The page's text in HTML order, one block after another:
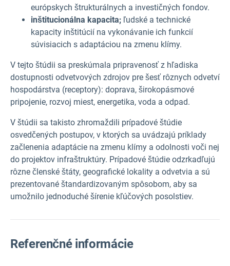
európskych štrukturálnych a investičných fondov.
inštitucionálna kapacita; ľudské a technické
kapacity inštitúcií na vykonávanie ich funkcií
súvisiacich s adaptáciou na zmenu klímy.
V tejto štúdii sa preskúmala pripravenosť z hľadiska
dostupnosti odvetvových zdrojov pre šesť rôznych odvetví
hospodárstva (receptory): doprava, širokopásmové
pripojenie, rozvoj miest, energetika, voda a odpad.
V štúdii sa takisto zhromaždili prípadové štúdie
osvedčených postupov, v ktorých sa uvádzajú príklady
začlenenia adaptácie na zmenu klímy a odolnosti voči nej
do projektov infraštruktúry. Prípadové štúdie odzrkadľujú
rôzne členské štáty, geografické lokality a odvetvia a sú
prezentované štandardizovaným spôsobom, aby sa
umožnilo jednoduché šírenie kľúčových posolstiev.
Referenčné informácie